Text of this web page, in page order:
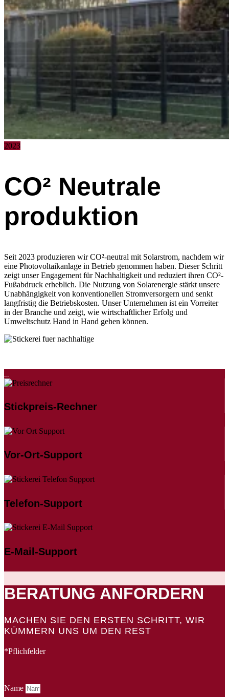
2023
CO² Neutrale
produktion
Seit 2023 produzieren wir CO²-neutral mit Solarstrom, nachdem wir
eine Photovoltaikanlage in Betrieb genommen haben. Dieser Schritt
zeigt unser Engagement für Nachhaltigkeit und reduziert ihren CO²-
Fußabdruck erheblich. Die Nutzung von Solarenergie stärkt unsere
Unabhängigkeit von konventionellen Stromversorgern und senkt
langfristig die Betriebskosten. Unser Unternehmen ist ein Vorreiter
in der Branche und zeigt, wie wirtschaftlicher Erfolg und
Umweltschutz Hand in Hand gehen können.
Stickpreis-Rechner
Vor-Ort-Support
Telefon-Support
E-Mail-Support
BERATUNG ANFORDERN
MACHEN SIE DEN ERSTEN SCHRITT, WIR
KÜMMERN UNS UM DEN REST
*Pflichfelder
Name